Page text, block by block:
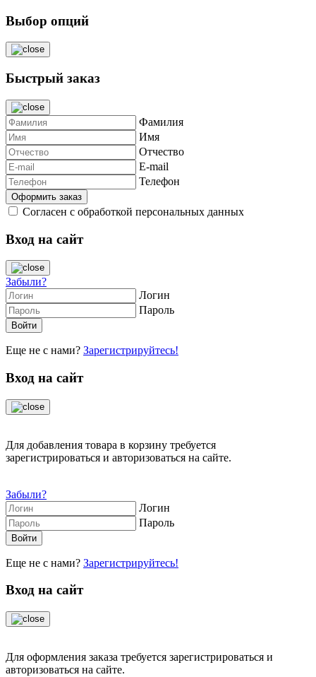
Выбор опций
Быстрый заказ
Фамилия
Имя
Отчество
E-mail
Телефон
Согласен с обработкой персональных данных
Вход на сайт
Забыли?
Логин
Пароль
Еще не с нами? Зарегистрируйтесь!
Вход на сайт
Для добавления товара в корзину требуется
зарегистрироваться и авторизоваться на сайте.
Забыли?
Логин
Пароль
Еще не с нами? Зарегистрируйтесь!
Вход на сайт
Для оформления заказа требуется зарегистрироваться и
авторизоваться на сайте.